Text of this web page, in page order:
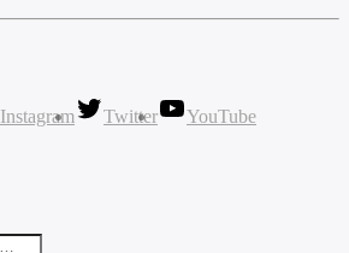
Instagram Twitter
YouTube